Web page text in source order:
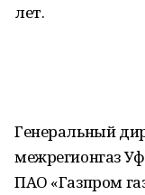
лет.
Генеральный
межрегионгаз
ПАО «Газпром